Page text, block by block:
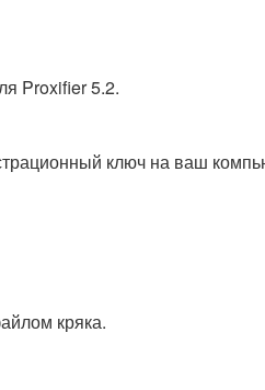
Proxifier 5.2.
ключ на ваш
кряка.